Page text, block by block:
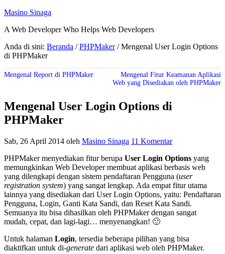
Masino Sinaga
A Web Developer Who Helps Web Developers
Anda di sini: Beranda / PHPMaker /Mengenal User Login Options
di PHPMaker
Mengenal Report di PHPMaker
Mengenal Fitur Keamanan Aplikasi
Web yang Disediakan oleh PHPMaker
Mengenal User Login Options di
PHPMaker
Sab, 26 April 2014 oleh Masino Sinaga 11 Komentar
PHPMaker menyediakan fitur berupa User Login Options yang
memungkinkan Web Developer membuat aplikasi berbasis web
yang dilengkapi dengan sistem pendaftaran Pengguna (user
registration system) yang sangat lengkap. Ada empat fitur utama
lainnya yang disediakan dari User Login Options, yaitu: Pendaftaran
Pengguna, Login, Ganti Kata Sandi, dan Reset Kata Sandi.
Semuanya itu bisa dihasilkan oleh PHPMaker dengan sangat
mudah, cepat, dan lagi-lagi… menyenangkan! 🙂
Untuk halaman Login, tersedia beberapa pilihan yang bisa
diaktifkan untuk di-generate dari aplikasi web oleh PHPMaker.